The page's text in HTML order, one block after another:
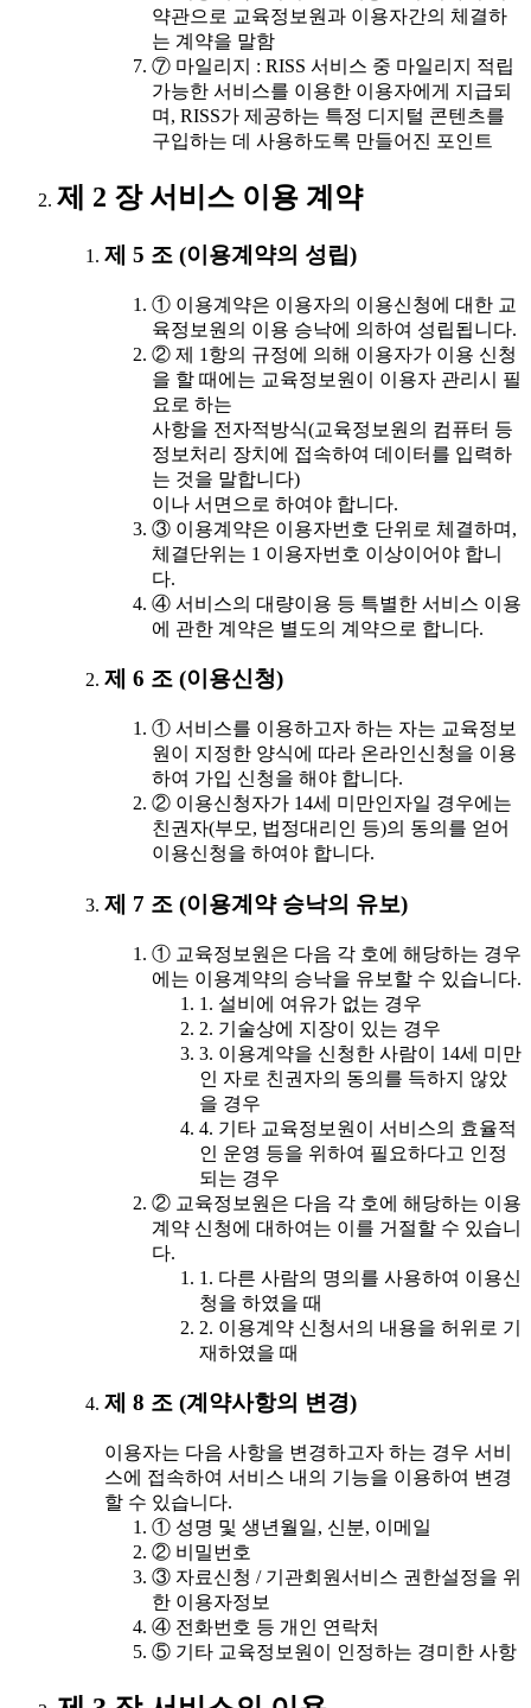
약관으로 교육정보원과 이용자간의 체결하
는 계약을 말함
⑦ 마일리지 : RISS 서비스 중 마일리지 적립
가능한 서비스를 이용한 이용자에게 지급되
며, RISS가 제공하는 특정 디지털 콘텐츠를
구입하는 데 사용하도록 만들어진 포인트
제 2 장 서비스 이용 계약
제 5 조 (이용계약의 성립)
① 이용계약은 이용자의 이용신청에 대한 교
육정보원의 이용 승낙에 의하여 성립됩니다.
② 제 1항의 규정에 의해 이용자가 이용 신청
을 할 때에는 교육정보원이 이용자 관리시 필
요로 하는
사항을 전자적방식(교육정보원의 컴퓨터 등
정보처리 장치에 접속하여 데이터를 입력하
는 것을 말합니다)
이나 서면으로 하여야 합니다.
③ 이용계약은 이용자번호 단위로 체결하며,
체결단위는 1 이용자번호 이상이어야 합니
다.
④ 서비스의 대량이용 등 특별한 서비스 이용
에 관한 계약은 별도의 계약으로 합니다.
제 6 조 (이용신청)
① 서비스를 이용하고자 하는 자는 교육정보
원이 지정한 양식에 따라 온라인신청을 이용
하여 가입 신청을 해야 합니다.
② 이용신청자가 14세 미만인자일 경우에는
친권자(부모, 법정대리인 등)의 동의를 얻어
이용신청을 하여야 합니다.
제 7 조 (이용계약 승낙의 유보)
① 교육정보원은 다음 각 호에 해당하는 경우
에는 이용계약의 승낙을 유보할 수 있습니다.
1. 설비에 여유가 없는 경우
2. 기술상에 지장이 있는 경우
3. 이용계약을 신청한 사람이 14세 미만
인 자로 친권자의 동의를 득하지 않았
을 경우
4. 기타 교육정보원이 서비스의 효율적
인 운영 등을 위하여 필요하다고 인정
되는 경우
② 교육정보원은 다음 각 호에 해당하는 이용
계약 신청에 대하여는 이를 거절할 수 있습니
다.
1. 다른 사람의 명의를 사용하여 이용신
청을 하였을 때
2. 이용계약 신청서의 내용을 허위로 기
재하였을 때
제 8 조 (계약사항의 변경)
이용자는 다음 사항을 변경하고자 하는 경우 서비
스에 접속하여 서비스 내의 기능을 이용하여 변경
할 수 있습니다.
① 성명 및 생년월일, 신분, 이메일
② 비밀번호
③ 자료신청 / 기관회원서비스 권한설정을 위
한 이용자정보
④ 전화번호 등 개인 연락처
⑤ 기타 교육정보원이 인정하는 경미한 사항